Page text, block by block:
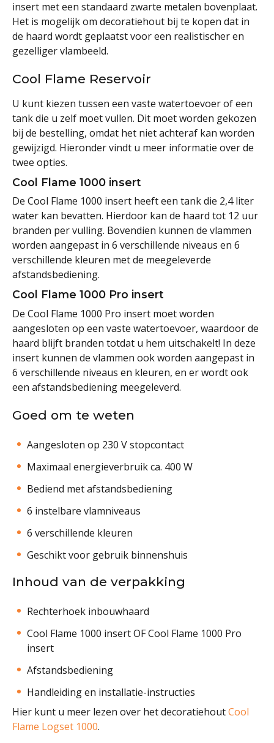
insert met een standaard zwarte metalen bovenplaat.
Het is mogelijk om decoratiehout bij te kopen dat in
de haard wordt geplaatst voor een realistischer en
gezelliger vlambeeld.
Cool Flame Reservoir
U kunt kiezen tussen een vaste watertoevoer of een
tank die u zelf moet vullen. Dit moet worden gekozen
bij de bestelling, omdat het nietachteraf kan worden
gewijzigd. Hieronder vindt u meer informatie over de
twee opties.
Cool Flame 1000 insert
De Cool Flame 1000 insert heeft een tank die 2,4 liter
water kan bevatten. Hierdoor kan de haard tot 12 uur
branden per vulling. Bovendien kunnen de vlammen
worden aangepast in 6 verschillende niveaus en 6
verschillende kleuren met de meegeleverde
afstandsbediening.
Cool Flame 1000 Pro insert
De Cool Flame 1000 Pro insert moet worden
aangesloten op een vaste watertoevoer, waardoor de
haard blijft branden totdat u hem uitschakelt! In deze
insert kunnen de vlammen ook worden aangepast in
6 verschillende niveaus en kleuren, en er wordt ook
een afstandsbediening meegeleverd.
Goed om te weten
Aangesloten op 230 V stopcontact
Maximaal energieverbruik ca. 400 W
Bediend met afstandsbediening
6 instelbare vlamniveaus
6 verschillende kleuren
Geschikt voor gebruik binnenshuis
Inhoud van de verpakking
Rechterhoek inbouwhaard
Cool Flame 1000 insertOFCool Flame 1000 Pro
insert
Afstandsbediening
Handleiding en installatie-instructies
Hier kunt u meer lezen over het decoratiehoutCool
Flame Logset 1000.